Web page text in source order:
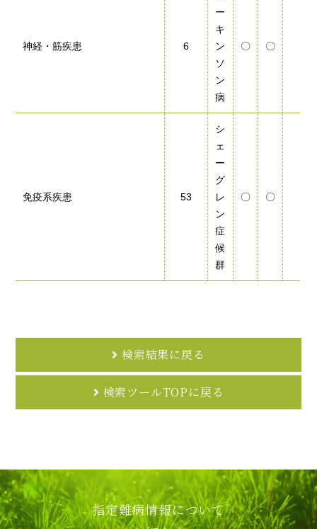
神経・筋疾患 6
ー
キ
ン
ソ
ン
病
〇 〇
免疫系疾患 53
シ
ェ
ー
グ
レ
ン
症
候
群
〇 〇
検索結果に戻る
検索ツールTOPに戻る
指定難病情報について